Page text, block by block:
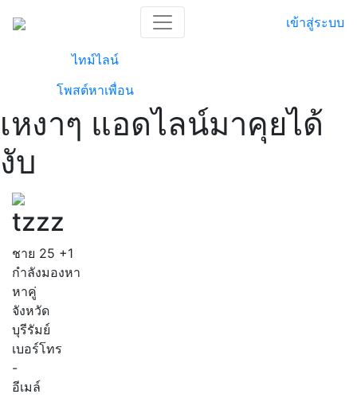
เข้าสู่ระบบ
ไทม์ไลน์
โพสต์หาเพื่อน
เหงาๆ แอดไลน์มาคุยได้
งับ
tzzz
ชาย 25 +1
กำลังมองหา
หาคู่
จังหวัด
บุรีรัมย์
เบอร์โทร
-
อีเมล์